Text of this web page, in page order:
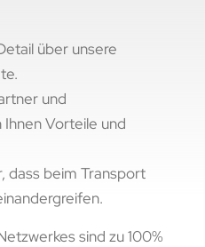
über unsere
und
Vorteile und
dass beim Transport
sind zu 100%